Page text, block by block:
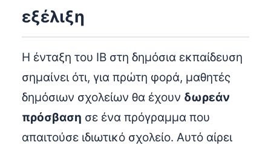
εξέλιξη
Η ένταξη του IB στη δημόσια εκπαίδευση
σημαίνει ότι, για πρώτη φορά, μαθητές
δημόσιων σχολείων θα έχουν δωρεάν
πρόσβαση σε ένα πρόγραμμα που
απαιτούσε ιδιωτικό σχολείο. Αυτό αίρει